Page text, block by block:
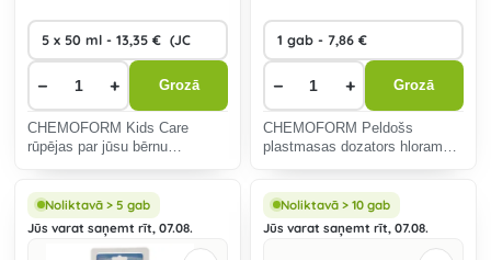
− + Grozā
CHEMOFORM Kids Care
rūpējas par jūsu bērnu
− + Grozā
CHEMOFORM Peldošs
plastmasas dozators hloram
Noliktavā > 5 gab
Jūs varat saņemt rīt, 07.08.
Noliktavā > 10 gab
Jūs varat saņemt rīt, 07.08.